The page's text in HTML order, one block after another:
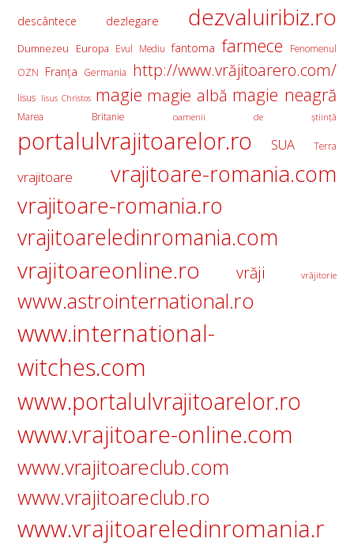
descântece dezlegare dezvaluiribiz.ro
Dumnezeu Europa Evul Mediu fantoma farmece
Fenomenul
OZN
Franţa Germania http://www.vrăjitoarero.com/
Iisus Iisus Christos magie magie albă magie neagră
Marea Britanie oamenii de ştiinţă
portalulvrajitoarelor.ro SUA Terra
vrajitoare
vrajitoare-romania.com
vrajitoare-romania.ro
vrajitoareledinromania.com
vrajitoareonline.ro vrăji vrăjitorie
www.astrointernational.ro
www.international-
witches.com
www.portalulvrajitoarelor.ro
www.vrajitoare-online.com
www.vrajitoareclub.com
www.vrajitoareclub.ro
www.vrajitoareledinromania.r